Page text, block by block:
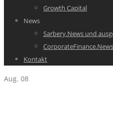
Growth Capital
News
Sarbery.News und
CorporateFinance.News
Kontakt
Aug. 08